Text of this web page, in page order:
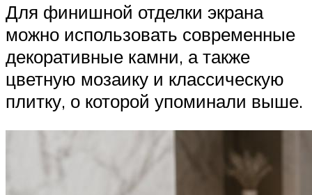
Для финишной отделки экрана
можно использовать современные
декоративные камни, а также
цветную мозаику и классическую
плитку, о которой упоминали выше.